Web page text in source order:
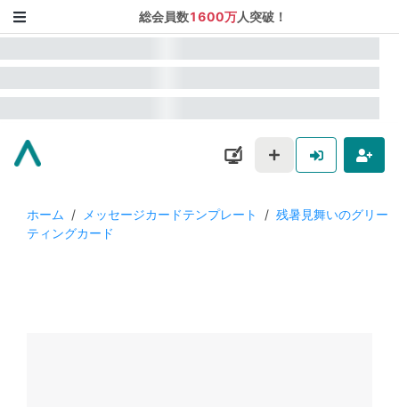
総会員数1600万人突破！
ホーム / メッセージカードテンプレート / 残暑見舞いのグリー
ティングカード